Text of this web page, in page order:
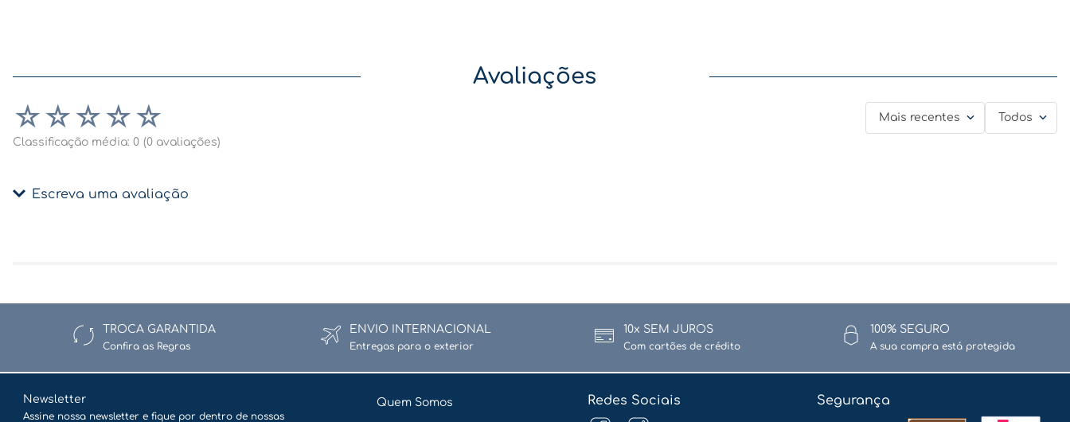
Avaliações
☆ ☆ ☆ ☆ ☆
Classificação média: 0 (0 avaliações)
Escreva uma avaliação
Avalie o produto de 1 a 5 estrelas
★★ ★★ ★
Mais recentes Todos
TROCA GARANTIDA
Confira as Regras
ENVIO INTERNACIONAL
Entregas para o exterior
10x SEM JUROS
Com cartões de crédito
100% SEGURO
A sua compra está protegida
Newsletter
Assine nossa newsletter e fique por dentro de nossas
Quem Somos Redes Sociais Segurança